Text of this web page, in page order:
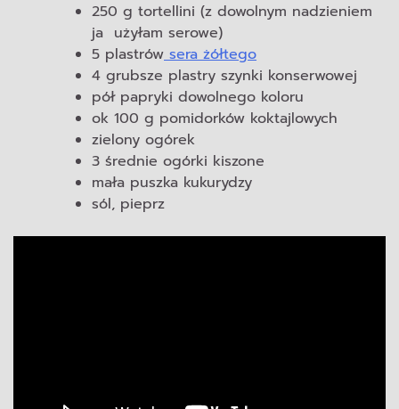
250 g tortellini (z dowolnym nadzieniem
ja użyłam serowe)
5 plastrówsera żółtego
4 grubsze plastry szynki konserwowej
pół papryki dowolnego koloru
ok 100 g pomidorków koktajlowych
zielony ogórek
3 średnie ogórki kiszone
mała puszka kukurydzy
sól, pieprz